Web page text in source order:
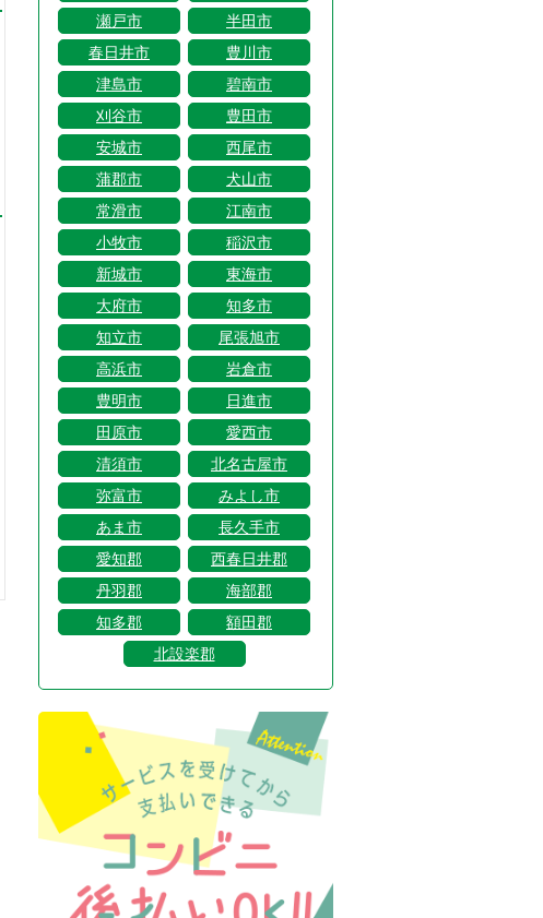
瀬戸市
半田市
春日井市
豊川市
津島市
碧南市
刈谷市
豊田市
安城市
西尾市
蒲郡市
犬山市
常滑市
江南市
小牧市
稲沢市
新城市
東海市
大府市
知多市
知立市
尾張旭市
高浜市
岩倉市
豊明市
日進市
田原市
愛西市
清須市
北名古屋市
弥富市
みよし市
あま市
長久手市
愛知郡
西春日井郡
丹羽郡
海部郡
知多郡
額田郡
北設楽郡